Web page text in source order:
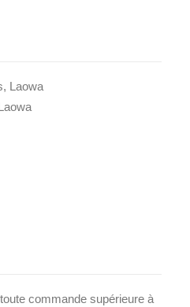
, Laowa
commande supérieure à